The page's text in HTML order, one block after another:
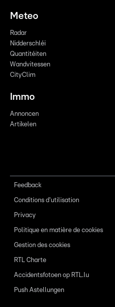
Meteo
Radar
Nidderschléi
Quantitéiten
Wandvitessen
CityClim
Immo
Annoncen
Artikelen
Feedback
Conditions d'utilisation
Privacy
Politique en matière de cookies
Gestion des cookies
RTL Charte
Accidentsfotoen op RTL.lu
Push Astellungen